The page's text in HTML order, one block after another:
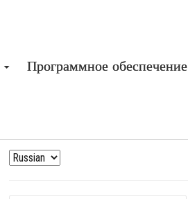
Программное обеспечение